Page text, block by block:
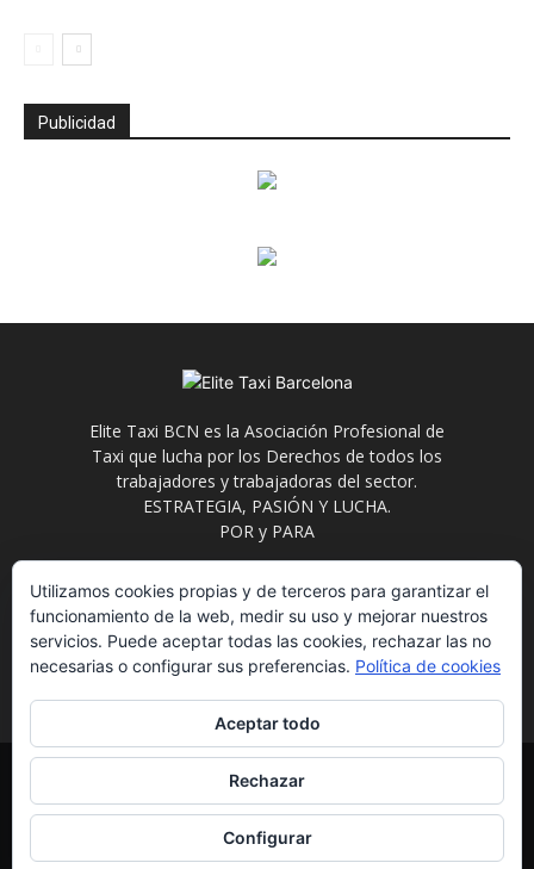
Publicidad
Elite Taxi BCN es la Asociación Profesional de
Taxi que lucha por los Derechos de todos los
trabajadores y trabajadoras del sector.
ESTRATEGIA, PASIÓN Y LUCHA.
POR y PARA
Contáctanos: info@elitetaxi.taxi
Elite Social
Eliminación de datos
Estatutos
© EliteTaxi.taxi | Sitio Construido porTimisDesign.com
Utilizamos cookies propias y de terceros para garantizar el
funcionamiento de la web, medir su uso y mejorar nuestros
servicios. Puede aceptar todas las cookies, rechazar las no
necesarias o configurar sus preferencias. Política de cookies
Aceptar todo
Rechazar
Configurar